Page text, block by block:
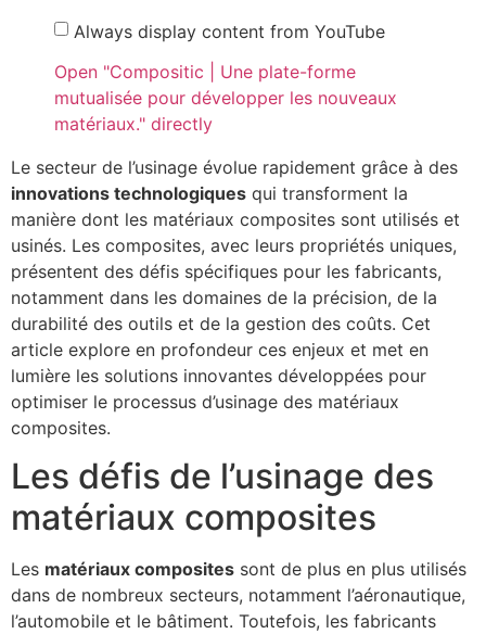
Always display content from YouTube
Open "Compositic | Une plate-forme
mutualisée pour développer les nouveaux
matériaux." directly
Le secteur de l’usinage évolue rapidement grâce à des
innovations technologiques qui transforment la
manière dont les matériaux composites sont utilisés et
usinés. Les composites, avec leurs propriétés uniques,
présentent des défis spécifiques pour les fabricants,
notamment dans les domaines de la précision, de la
durabilité des outils et de la gestion des coûts. Cet
article explore en profondeur ces enjeux et met en
lumière les solutions innovantes développées pour
optimiser le processus d’usinage des matériaux
composites.
Les défis de l’usinage des
matériaux composites
Les matériaux composites sont de plus en plus utilisés
dans de nombreux secteurs, notamment l’aéronautique,
l’automobile et le bâtiment. Toutefois, les fabricants